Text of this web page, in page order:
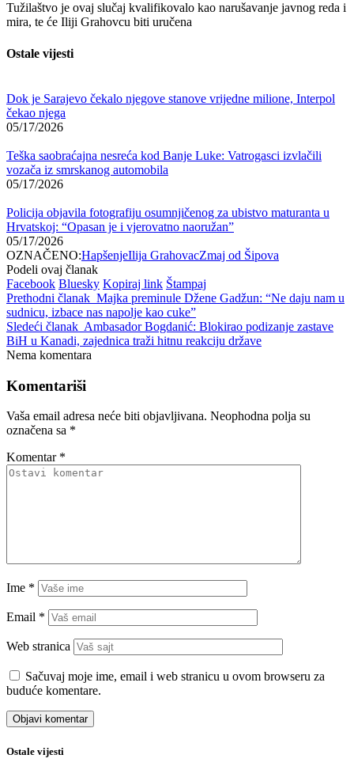
Tužilaštvo je ovaj slučaj kvalifikovalo kao narušavanje javnog reda i
mira, te će Iliji Grahovcu biti uručena
Ostale vijesti
Dok je Sarajevo čekalo njegove stanove vrijedne milione, Interpol
čekao njega
05/17/2026
Teška saobraćajna nesreća kod Banje Luke: Vatrogasci izvlačili
vozača iz smrskanog automobila
05/17/2026
Policija objavila fotografiju osumnjičenog za ubistvo maturanta u
Hrvatskoj: “Opasan je i vjerovatno naoružan”
05/17/2026
OZNAČENO:HapšenjeIlija GrahovacZmaj od Šipova
Podeli ovaj članak
Facebook Bluesky Kopiraj link Štampaj
Prethodni članak Majka preminule Džene Gadžun: “Ne daju nam u
sudnicu, izbace nas napolje kao cuke”
Sledeći članak Ambasador Bogdanić: Blokirao podizanje zastave
BiH u Kanadi, zajednica traži hitnu reakciju države
Nema komentara
Komentariši
Vaša email adresa neće biti objavljivana. Neophodna polja su
označena sa *
Komentar *
Ime *
Email *
Web stranica
Sačuvaj moje ime, email i web stranicu u ovom browseru za
buduće komentare.
Ostale vijesti